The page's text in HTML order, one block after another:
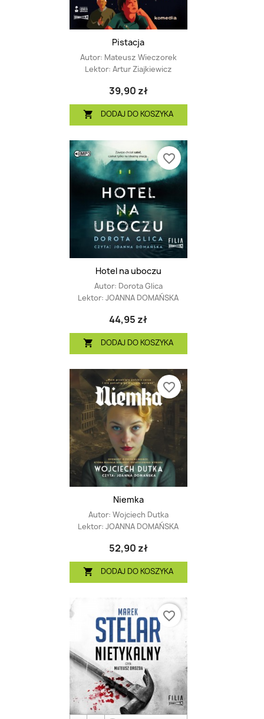
Pistacja
Autor: Mateusz Wieczorek
Lektor: Artur Ziajkiewicz
39,90 zł
 DODAJ DO KOSZYKA
Hotel na uboczu
Autor: Dorota Glica
Lektor: JOANNA DOMAŃSKA
44,95 zł
 DODAJ DO KOSZYKA
favorite_border
Niemka
Autor: Wojciech Dutka
Lektor: JOANNA DOMAŃSKA
52,90 zł
 DODAJ DO KOSZYKA
favorite_border
favorite_border